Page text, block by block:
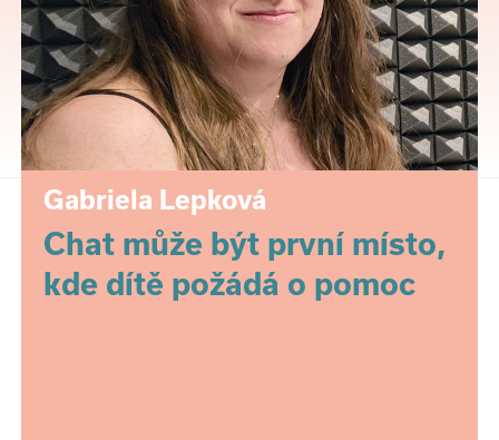
Gabriela Lepková
Chat může být první místo,
kde dítě požádá o pomoc